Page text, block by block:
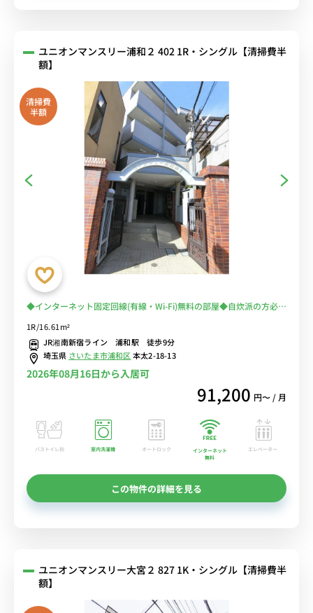
ユニオンマンスリー浦和２ 402 1R・シングル【清掃費半
額】
清掃費
半額
◆インターネット固定回線(有線・Wi-Fi)無料の部屋◆自炊派の方必
1R/16.61m²
JR湘南新宿ライン 浦和駅 徒歩9分
埼玉県 さいたま市浦和区本太2-18-13
2026年08月16日から入居可
91,200 円〜 / 月
バストイレ別 室内洗濯機 オートロック
インターネット
無料
エレベーター
この物件の詳細を見る
ユニオンマンスリー大宮２ 827 1K・シングル【清掃費半
額】